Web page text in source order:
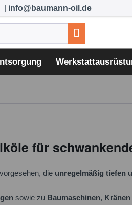
info@baumann-oil.de
für
die unregelmäßig tiefen
sowie zu Baumaschinen, Kränen